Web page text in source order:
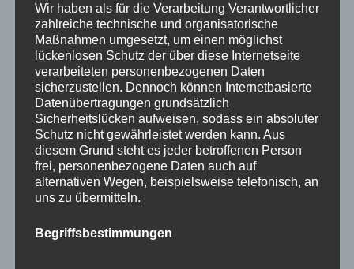
August 2015
Juli 2015
Juni 2015
Schlagworte
allgäu Allgäuer Festwoche allgäuer holzschilder
angebote aus holz ausstellung bayern
einzelanfertigungen
Wir haben als für die Verarbeitung Verantwortlicher
zahlreiche technische und organisatorische
Maßnahmen umgesetzt, um einen möglichst
lückenlosen Schutz der über diese Internetseite
verarbeiteten personenbezogenen Daten
sicherzustellen. Dennoch können Internetbasierte
Datenübertragungen grundsätzlich
Sicherheitslücken aufweisen, sodass ein absoluter
Schutz nicht gewährleistet werden kann. Aus
diesem Grund steht es jeder betroffenen Person
frei, personenbezogene Daten auch auf
alternativen Wegen, beispielsweise telefonisch, an
uns zu übermitteln.
Begriffsbestimmungen